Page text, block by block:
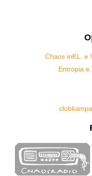
Chaos inKL.
Entropia
club